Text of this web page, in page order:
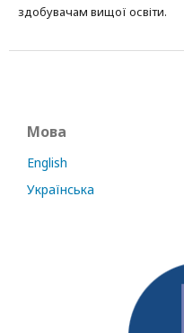
здобувачам вищої освіти.
Мова
English
Українська